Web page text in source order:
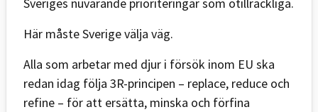
Här måste Sverige välja väg.
Alla som arbetar med djur i försök inom EU ska
redan idag följa 3R-principen – replace, reduce och
refine – för att ersätta, minska och förfina